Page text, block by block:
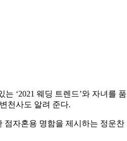
‘2021 웨딩 트렌드’와 자녀를
천사도 알려 준다.
자혼용 명함을 제시하는 정운